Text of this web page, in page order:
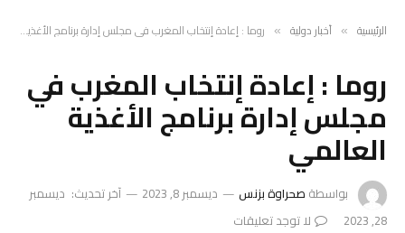
الرئيسية » أخبار دولية » روما : إعادة إنتخاب المغرب في مجلس إدارة برنامج الأغذية العالمي
روما : إعادة إنتخاب المغرب في
مجلس إدارة برنامج الأغذية
العالمي
بواسطة صحراوة بزنس ديسمبر 8, 2023 آخر تحديث: ديسمبر
28, 2023
لا توجد تعليقات